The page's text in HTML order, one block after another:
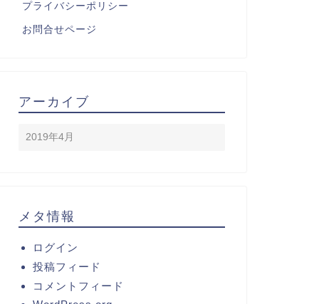
プライバシーポリシー
お問合せページ
アーカイブ
メタ情報
ログイン
投稿フィード
コメントフィード